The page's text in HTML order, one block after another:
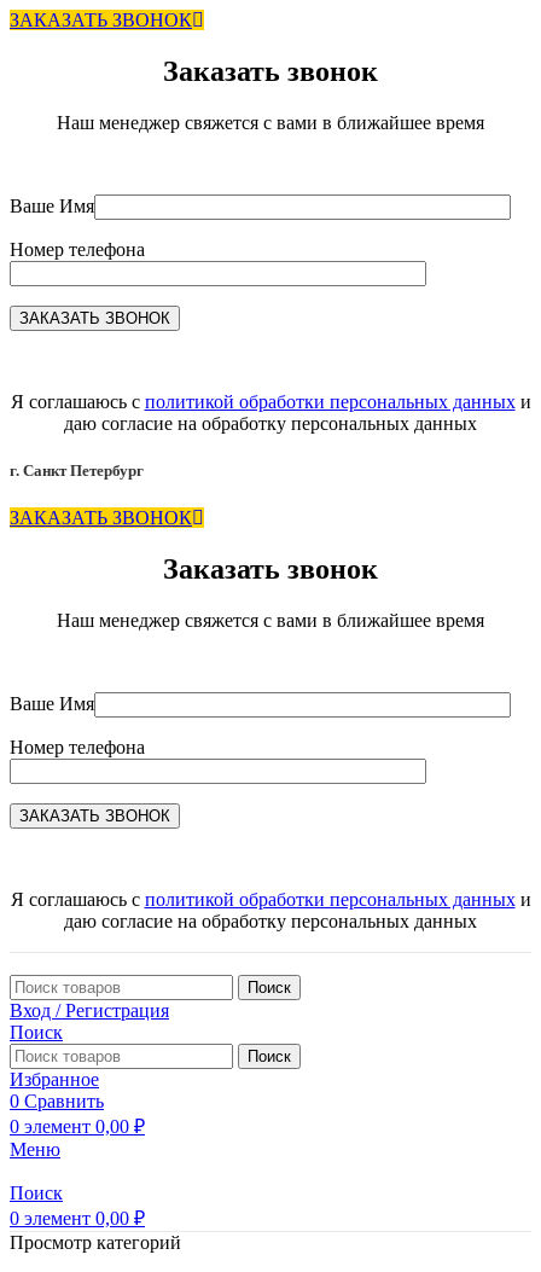
ЗАКАЗАТЬ ЗВОНОК
Заказать звонок
Наш менеджер свяжется с вами в ближайшее время
Ваше Имя
Номер телефона
Я соглашаюсь с политикой обработки персональных данныхи
даю согласие на обработку персональных данных
г. Санкт Петербург
ЗАКАЗАТЬ ЗВОНОК
Заказать звонок
Наш менеджер свяжется с вами в ближайшее время
Ваше Имя
Номер телефона
Я соглашаюсь с политикой обработки персональных данныхи
даю согласие на обработку персональных данных
Поиск
Вход / Регистрация
Поиск
Поиск
Избранное
0 Сравнить
0 элемент 0,00 ₽
Меню
Поиск
0 элемент 0,00 ₽
Просмотр категорий